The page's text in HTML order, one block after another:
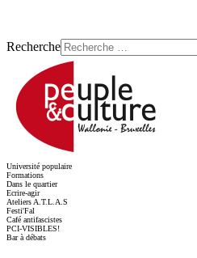
Recherche
Université populaire
Formations
Dans le quartier
Ecrire-agir
Ateliers A.T.L.A.S
Festi'Fal
Café antifascistes
PCI-VISIBLES!
Bar à débats